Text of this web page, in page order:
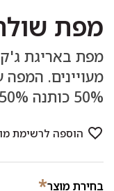
מפת
מפת באריגת
מעויינים.
50% כותנה 50% פוליאסטר.
בחירת מוצר*